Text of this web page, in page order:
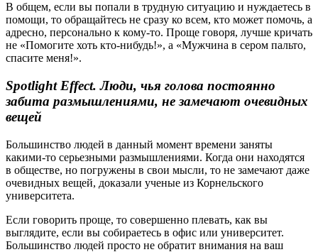
В общем, если вы попали в трудную ситуацию и нуждаетесь в
помощи, то обращайтесь не сразу ко всем, кто может помочь, а
адресно, персонально к кому-то. Проще говоря, лучше кричать
не «Помогите хоть кто-нибудь!», а «Мужчина в сером пальто,
спасите меня!».
Spotlight Effect. Люди, чья голова постоянно
забита размышлениями, не замечают очевидных
вещей
Большинство людей в данный момент времени заняты
какими-то серьезными размышлениями. Когда они находятся
в обществе, но погружены в свои мысли, то не замечают даже
очевидных вещей, доказали ученые из Корнельского
университета.
Если говорить проще, то совершенно плевать, как вы
выглядите, если вы собираетесь в офис или университет.
Большинство людей просто не обратит внимания на ваш